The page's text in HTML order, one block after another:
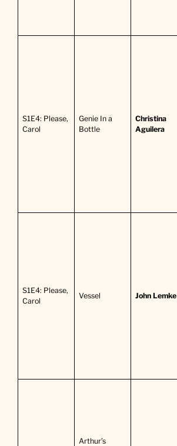
S1E4: Please,
Carol
Genie In a
Bottle
Christina
Aguilera
S1E4: Please,
Carol
Vessel John Lemke
Arthur’s